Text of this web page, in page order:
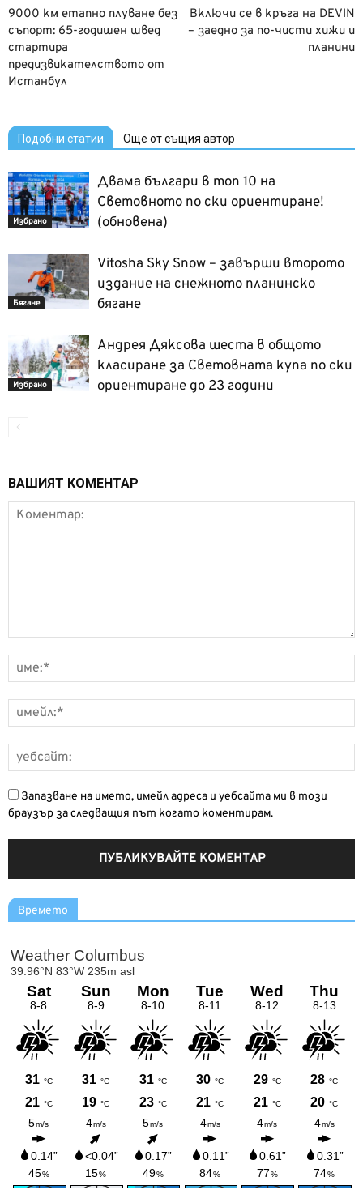
9000 км етапно плуване без
съпорт: 65-годишен швед
стартира
предизвикателството от
Истанбул
Включи се в кръга на DEVIN
– заедно за по-чисти хижи и
планини
Подобни статии Още от същия автор
Избрано
Двама българи в топ 10 на
Световното по ски ориентиране!
(обновена)
Бягане
Vitosha Sky Snow – завърши второто
издание на снежното планинско
бягане
Избрано
Андрея Дяксова шеста в общото
класиране за Световната купа по ски
ориентиране до 23 години
ВАШИЯТ КОМЕНТАР
Запазване на името, имейл адреса и уебсайта ми в този
браузър за следващия път когато коментирам.
Времето